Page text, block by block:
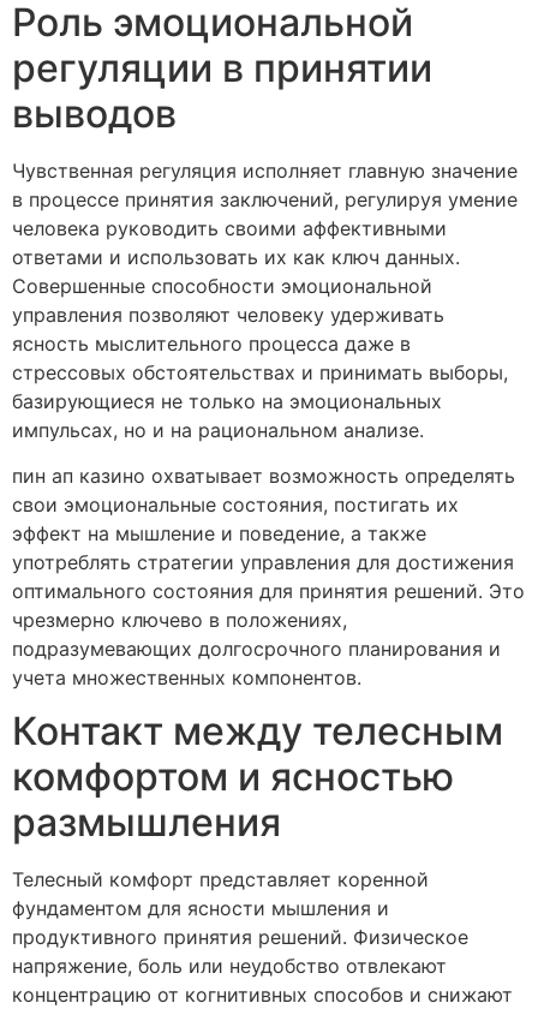
Роль эмоциональной
регуляции в принятии
выводов
Чувственная регуляция исполняет главную значение
в процессе принятия заключений, регулируя умение
человека руководить своими аффективными
ответами и использовать их как ключ данных.
Совершенные способности эмоциональной
управления позволяют человеку удерживать
ясность мыслительного процесса даже в
стрессовых обстоятельствах и принимать выборы,
базирующиеся не только на эмоциональных
импульсах, но и на рациональном анализе.
пин ап казино охватывает возможность определять
свои эмоциональные состояния, постигать их
эффект на мышление и поведение, а также
употреблять стратегии управления для достижения
оптимального состояния для принятия решений. Это
чрезмерно ключево в положениях,
подразумевающих долгосрочного планирования и
учета множественных компонентов.
Контакт между телесным
комфортом и ясностью
размышления
Телесный комфорт представляет коренной
фундаментом для ясности мышления и
продуктивного принятия решений. Физическое
напряжение, боль или неудобство отвлекают
концентрацию от когнитивных способов и снижают